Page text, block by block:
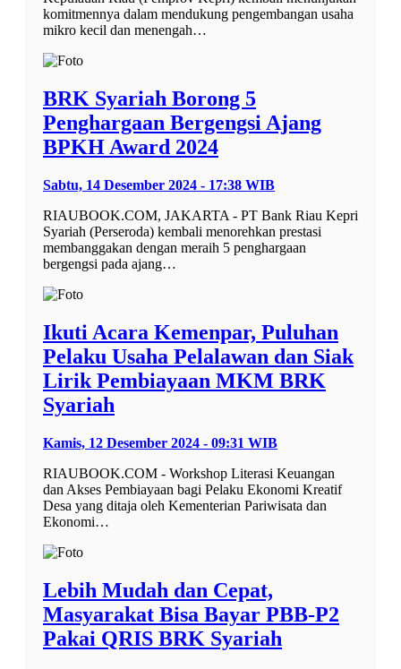
komitmennya dalam mendukung pengembangan usaha
mikro kecil dan menengah…
BRK Syariah Borong 5
Penghargaan Bergengsi Ajang
BPKH Award 2024
Sabtu, 14 Desember 2024 - 17:38 WIB
RIAUBOOK.COM, JAKARTA - PT Bank Riau Kepri
Syariah (Perseroda) kembali menorehkan prestasi
membanggakan dengan meraih 5 penghargaan
bergengsi pada ajang…
Ikuti Acara Kemenpar, Puluhan
Pelaku Usaha Pelalawan dan Siak
Lirik Pembiayaan MKM BRK
Syariah
Kamis, 12 Desember 2024 - 09:31 WIB
RIAUBOOK.COM - Workshop Literasi Keuangan
dan Akses Pembiayaan bagi Pelaku Ekonomi Kreatif
Desa yang ditaja oleh Kementerian Pariwisata dan
Ekonomi…
Lebih Mudah dan Cepat,
Masyarakat Bisa Bayar PBB-P2
Pakai QRIS BRK Syariah